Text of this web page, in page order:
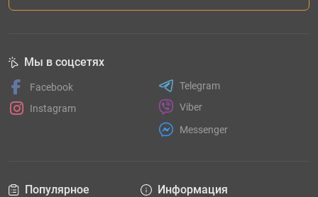
Популярное Информация
Мы в соцсетях
Facebook
Instagram
Telegram
Viber
Messenger